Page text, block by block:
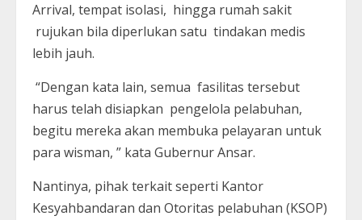
Arrival, tempat isolasi, hingga rumah sakit
rujukan bila diperlukan satu tindakan medis
lebih jauh.
“Dengan kata lain, semua fasilitas tersebut
harus telah disiapkan pengelola pelabuhan,
begitu mereka akan membuka pelayaran untuk
para wisman, ” kata Gubernur Ansar.
Nantinya, pihak terkait seperti Kantor
Kesyahbandaran dan Otoritas pelabuhan (KSOP)